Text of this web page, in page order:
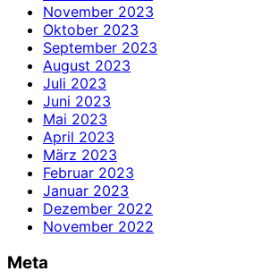
November 2023
Oktober 2023
September 2023
August 2023
Juli 2023
Juni 2023
Mai 2023
April 2023
März 2023
Februar 2023
Januar 2023
Dezember 2022
November 2022
Meta